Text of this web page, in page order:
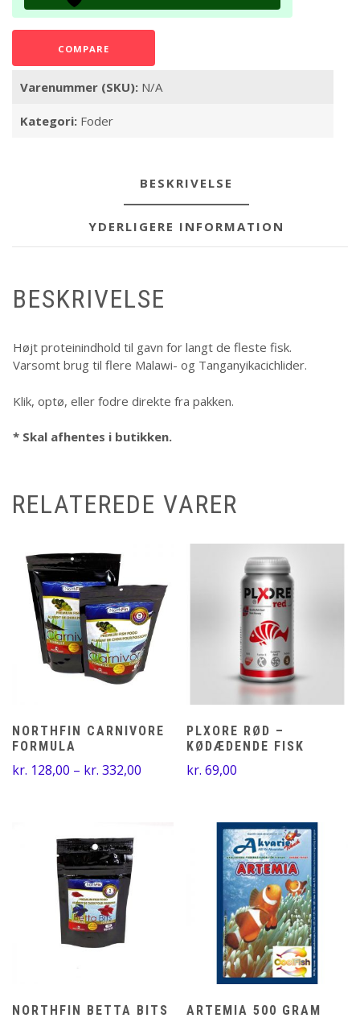
COMPARE
Varenummer (SKU): N/A
Kategori: Foder
BESKRIVELSE
YDERLIGERE INFORMATION
BESKRIVELSE
Højt proteinindhold til gavn for langt de fleste fisk.
Varsomt brug til flere Malawi- og Tanganyikacichlider.
Klik, optø, eller fodre direkte fra pakken.
* Skal afhentes i butikken.
RELATEREDE VARER
NORTHFIN CARNIVORE
FORMULA
kr. 128,00 – kr. 332,00 Prisinterval:
PLXORE RØD –
KØDÆDENDE FISK
kr. 69,00
NORTHFIN BETTA BITS
ARTEMIA 500 GRAM